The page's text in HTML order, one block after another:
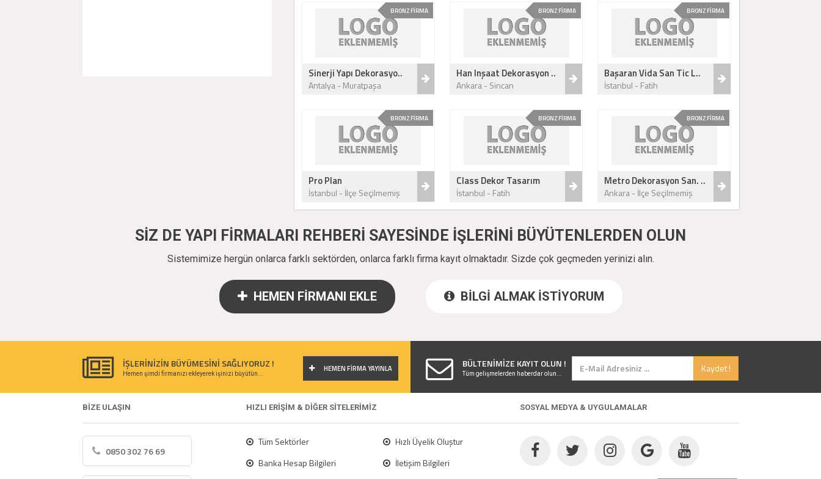
BRONZ FİRMA
Sinerji Yapı Dekorasyo..
Antalya - Muratpaşa
BRONZ FİRMA
Han Inşaat Dekorasyon ..
Ankara - Sincan
BRONZ FİRMA
Başaran Vida San Tic L..
İstanbul - Fatih
BRONZ FİRMA
Pro Plan
İstanbul - İlçe Seçilmemiş
BRONZ FİRMA
Class Dekor Tasarım
İstanbul - Fatih
BRONZ FİRMA
Metro Dekorasyon San. ..
Ankara - İlçe Seçilmemiş
SİZ DE YAPI FİRMALARI REHBERİ SAYESİNDE İŞLERİNİ BÜYÜTENLERDEN OLUN
Sistemimize hergün onlarca farklı sektörden, onlarca farklı firma kayıt olmaktadır. Sizde çok geçmeden yerinizi alın.
HEMEN FİRMANI EKLE BİLGİ ALMAK İSTİYORUM
İŞLERİNİZİN BÜYÜMESİNİ SAĞLIYORUZ ! HEMEN FİRMA YAYINLA
Hemen şimdi firmanızı ekleyerek işinizi büyütün...
BÜLTENİMİZE KAYIT OLUN ! Kaydet !
Tüm gelişmelerden haberdar olun...
BİZE ULAŞIN HIZLI ERİŞİM & DİĞER SİTELERİMİZ SOSYAL MEDYA & UYGULAMALAR
0850 302 76 69
Tüm Sektörler
Hızlı Üyelik Oluştur
Banka Hesap Bilgileri
İletişim Bilgileri